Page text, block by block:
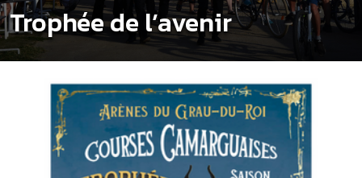
Trophée de l’avenir